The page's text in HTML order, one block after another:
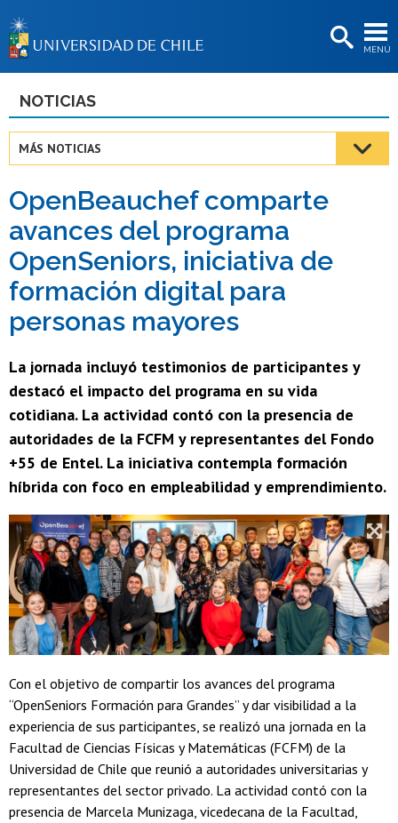
MENÚ
BIBLIOTECAS
Estudiantes
Académicas/os
Funcionarias/os
Egresadas/os
NOTICIAS
MÁS NOTICIAS
OpenBeauchef comparte
avances del programa
OpenSeniors, iniciativa de
formación digital para
personas mayores
La jornada incluyó testimonios de participantes y
destacó el impacto del programa en su vida
cotidiana. La actividad contó con la presencia de
autoridades de la FCFM y representantes del Fondo
+55 de Entel. La iniciativa contempla formación
híbrida con foco en empleabilidad y emprendimiento.
Con el objetivo de compartir los avances del programa
“OpenSeniors Formación para Grandes” y dar visibilidad a la
experiencia de sus participantes, se realizó una jornada en la
Facultad de Ciencias Físicas y Matemáticas (FCFM) de la
Universidad de Chile que reunió a autoridades universitarias y
representantes del sector privado. La actividad contó con la
presencia de Marcela Munizaga, vicedecana de la Facultad,